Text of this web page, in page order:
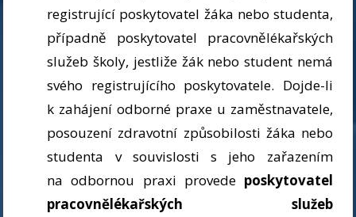
registrující poskytovatel žáka nebo studenta,
případně poskytovatel pracovnělékařských
služeb školy, jestliže žák nebo student nemá
svého registrujícího poskytovatele. Dojde-li
k zahájení odborné praxe u zaměstnavatele,
posouzení zdravotní způsobilosti žáka nebo
studenta v souvislosti s jeho zařazením
na odbornou praxi provede poskytovatel
pracovnělékařských služeb